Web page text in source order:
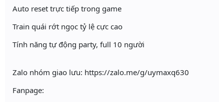
Auto reset trực tiếp trong game
Train quái rớt ngọc tỷ lệ cực cao
Tính năng tự động party, full 10 người
Zalo nhóm giao lưu: https://zalo.me/g/uymaxq630
Fanpage: